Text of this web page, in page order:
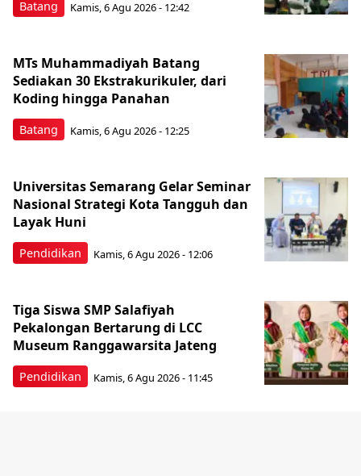
Batang Kamis, 6 Agu 2026 - 12:42
Batang
MTs Muhammadiyah Batang
Sediakan 30 Ekstrakurikuler, dari
Koding hingga Panahan
Kamis, 6 Agu 2026 - 12:25
Pendidikan
Universitas Semarang Gelar Seminar
Nasional Strategi Kota Tangguh dan
Layak Huni
Kamis, 6 Agu 2026 - 12:06
Pendidikan
Tiga Siswa SMP Salafiyah
Pekalongan Bertarung di LCC
Museum Ranggawarsita Jateng
Kamis, 6 Agu 2026 - 11:45